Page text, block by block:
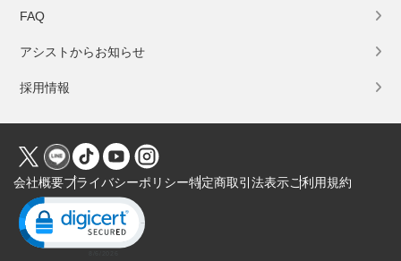
FAQ
アシストからお知らせ
採用情報
会社概要プライバシーポリシー特定商取引法表示ご利用規約
Click to open certificate verification popup